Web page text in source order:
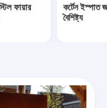
ফায়ার
কর্টেন ইস্পাত
বৈশিষ্ট্য